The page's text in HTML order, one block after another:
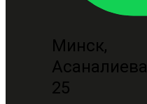
Минск,
Асаналиева
25